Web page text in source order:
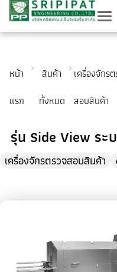
หน้า
แรก
สินค้า
ทั้งหมด
เครื่องจักร
สอบสินค้า
รุ่น Side View ระ
เครื่องจักรตรวจสอบสินค้า